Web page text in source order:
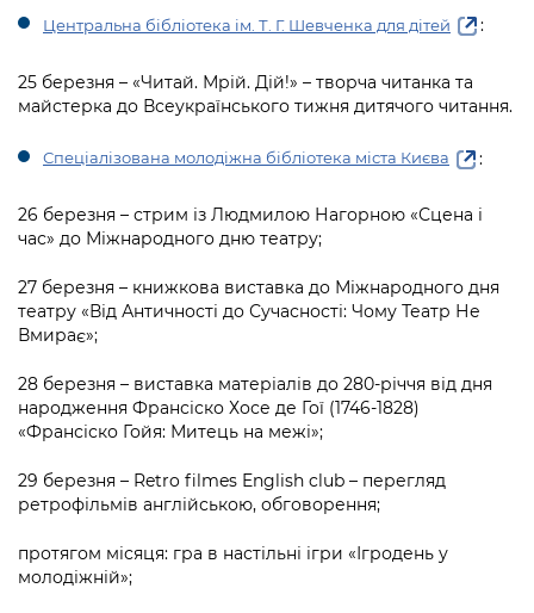
Центральна бібліотека ім. Т. Г. Шевченка для дітей :
25 березня – «Читай. Мрій. Дій!» – творча читанка та
майстерка до Всеукраїнського тижня дитячого читання.
Спеціалізована молодіжна бібліотека міста Києва :
26 березня – стрим із Людмилою Нагорною «Сцена і
час» до Міжнародного дню театру;
27 березня – книжкова виставка до Міжнародного дня
театру «Від Античності до Сучасності: Чому Театр Не
Вмирає»;
28 березня – виставка матеріалів до 280-річчя від дня
народження Франсіско Хосе де Гої (1746-1828)
«Франсіско Гойя: Митець на межі»;
29 березня – Retro filmes English club – перегляд
ретрофільмів англійською, обговорення;
протягом місяця: гра в настільні ігри «Ігродень у
молодіжній»;